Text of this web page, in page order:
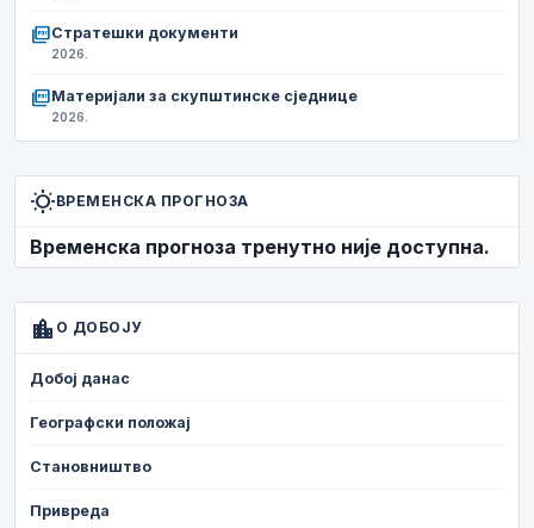
picture_as_pdfСтратешки документи
2026.
picture_as_pdfМатеријали за скупштинске сједнице
2026.
wb_sunnyВРЕМЕНСКА ПРОГНОЗА
Временска прогноза тренутно није доступна.
location_city О ДОБОЈУ
Добој данас
Географски положај
Становништво
Привреда